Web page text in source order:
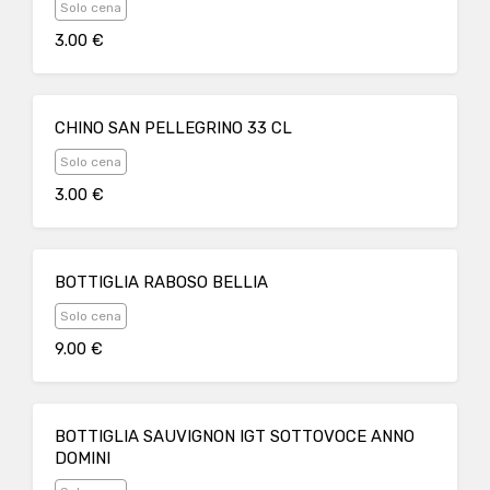
Solo cena
3.00 €
CHINO SAN PELLEGRINO 33 CL
Solo cena
3.00 €
BOTTIGLIA RABOSO BELLIA
Solo cena
9.00 €
BOTTIGLIA SAUVIGNON IGT SOTTOVOCE ANNO
DOMINI